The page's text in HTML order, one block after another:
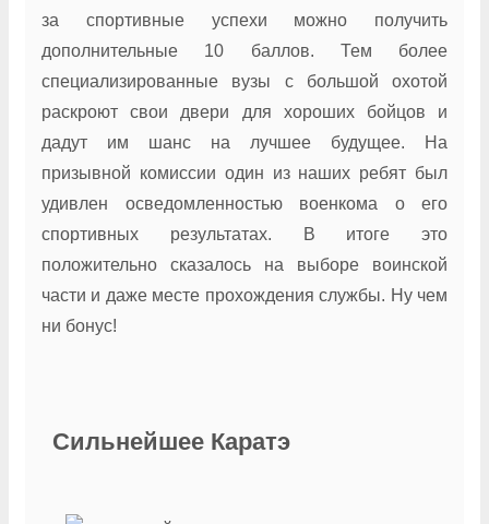
за спортивные успехи можно получить
дополнительные 10 баллов. Тем более
специализированные вузы с большой охотой
раскроют свои двери для хороших бойцов и
дадут им шанс на лучшее будущее. На
призывной комиссии один из наших ребят был
удивлен осведомленностью военкома о его
спортивных результатах. В итоге это
положительно сказалось на выборе воинской
части и даже месте прохождения службы. Ну чем
ни бонус!
Сильнейшее Каратэ